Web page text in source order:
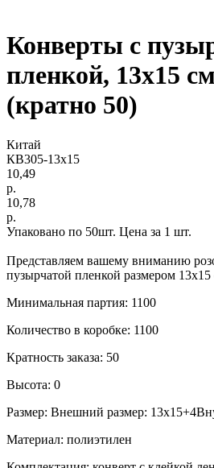
Конверты с
пленкой, 13х15
(кратно 50)
Китай
КВ305-13х15
10,49
р.
10,78
р.
Упаковано по 50шт. Цена за 1 шт.
Представляем вашему вниманию
пузырчатой пленкой размером 13х15
Минимальная партия: 1100
Количество в коробке: 1100
Кратность заказа: 50
Высота: 0
Размер: Внешний размер:
Материал: полиэтилен